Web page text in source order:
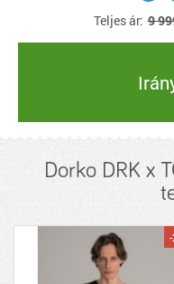
Teljes ár: 9
Dorko DRK x